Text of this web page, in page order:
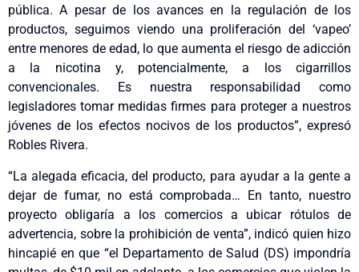
pública. A pesar de los avances en la regulación de los
productos, seguimos viendo una proliferación del ‘vapeo’
entre menores de edad, lo que aumenta el riesgo de adicción
a la nicotina y, potencialmente, a los cigarrillos
convencionales. Es nuestra responsabilidad como
legisladores tomar medidas firmes para proteger a nuestros
jóvenes de los efectos nocivos de los productos”, expresó
Robles Rivera.
“La alegada eficacia, del producto, para ayudar a la gente a
dejar de fumar, no está comprobada… En tanto, nuestro
proyecto obligaría a los comercios a ubicar rótulos de
advertencia, sobre la prohibición de venta”, indicó quien hizo
hincapié en que “el Departamento de Salud (DS) impondría